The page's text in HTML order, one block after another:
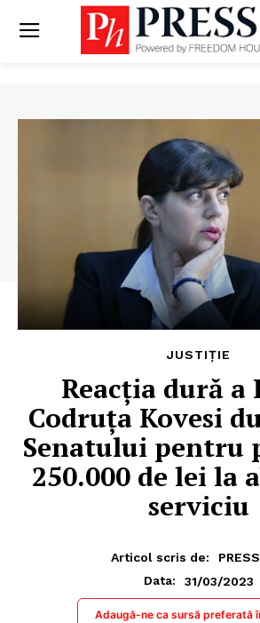
JUSTIȚIE
Reacția dură a
Codruţa Kovesi
Senatului pentru
250.000 de lei la
serviciu
Articol scris de:
Data:
31/03/2023
Adaugă-ne ca sursă preferată